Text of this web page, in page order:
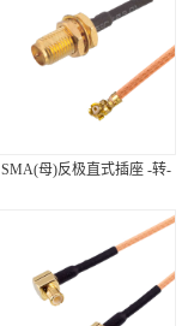
SMA(母)反极直式插座 -转-